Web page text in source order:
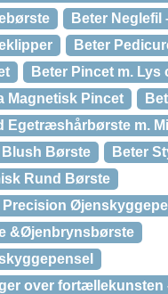
Beter Neglefil
Beter
Beter Pincet m. Lys
Magnetisk Pincet
Egetræshårbørste m.
Blush Børste
Beter
Rund Børste
Precision
&Øjenbrynsbørste
over fortællekunsten